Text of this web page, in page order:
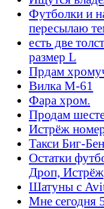
Футболки и
пересылаю
есть две
размер L
Прдам
Вилка М-61
Фара хром.
Продам
Истрёж
Такси Биг-Бен
Остатки
Дроп,
Шатуны с
Мне сегодня